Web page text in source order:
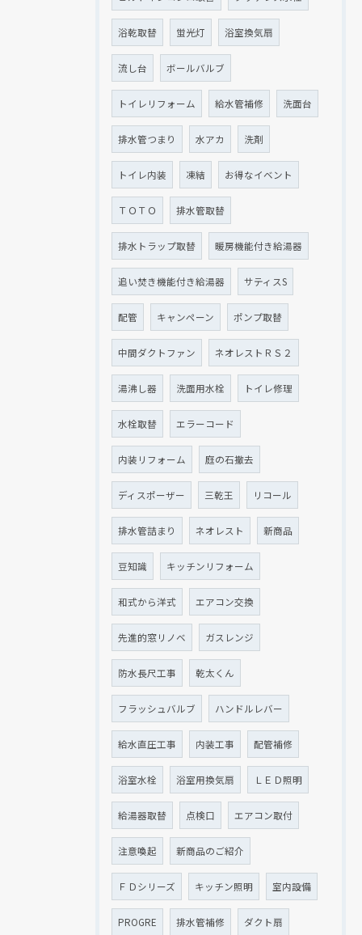
浴乾取替 蛍光灯 浴室換気扇
流し台 ボールバルブ
トイレリフォーム 給水管補修 洗面台
排水管つまり 水アカ 洗剤
トイレ内装 凍結 お得なイベント
ＴＯＴＯ 排水管取替
排水トラップ取替 暖房機能付き給湯器
追い焚き機能付き給湯器 サティスS
配管 キャンペーン ポンプ取替
中間ダクトファン ネオレストＲＳ２
湯沸し器 洗面用水栓 トイレ修理
水栓取替 エラーコード
内装リフォーム 庭の石撤去
ディスポーザー 三乾王 リコール
排水管詰まり ネオレスト 新商品
豆知識 キッチンリフォーム
和式から洋式 エアコン交換
先進的窓リノベ ガスレンジ
防水長尺工事 乾太くん
フラッシュバルブ ハンドルレバー
給水直圧工事 内装工事 配管補修
浴室水栓 浴室用換気扇 ＬＥＤ照明
給湯器取替 点検口 エアコン取付
注意喚起 新商品のご紹介
ＦＤシリーズ キッチン照明 室内設備
PROGRE 排水管補修 ダクト扇